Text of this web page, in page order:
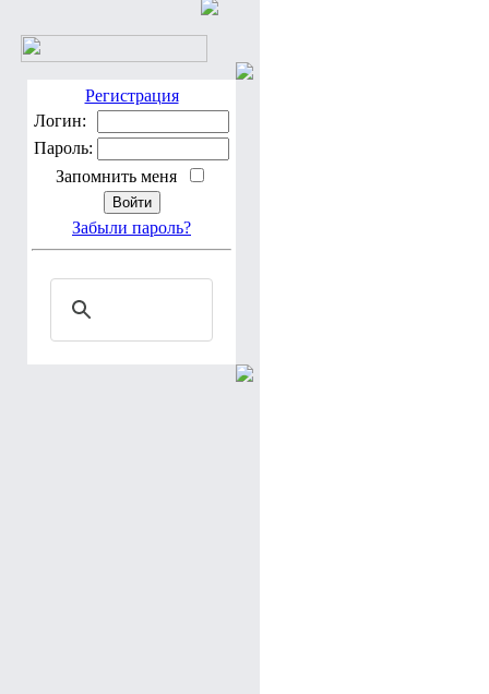
Регистрация
Логин:
Пароль:
Запомнить меня
Забыли пароль?